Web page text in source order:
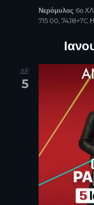
Νερόμυλος 6ο
715 00, 74J8+7C
ΔΕ
5